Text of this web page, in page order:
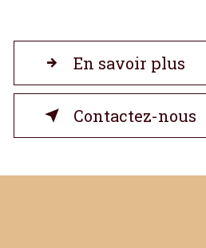
En savoir plus
Contactez-nous